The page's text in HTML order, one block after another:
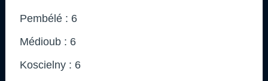
Pembélé : 6
Médioub : 6
Koscielny : 6